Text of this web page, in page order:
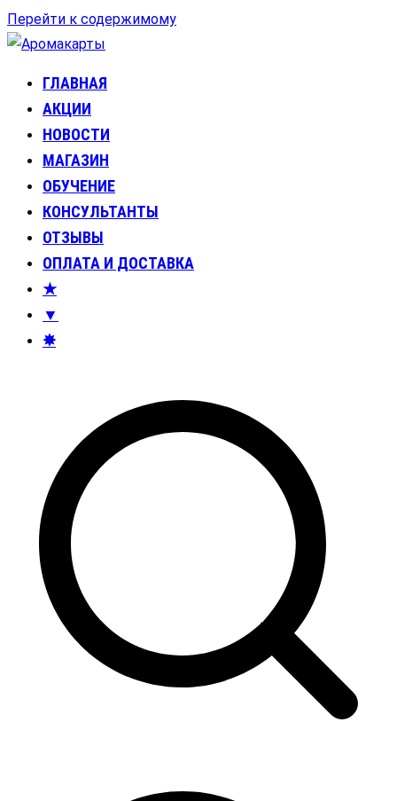
Перейти к содержимому
Аромакарты
Психологические эфирные карты • Аромапсихология
ГЛАВНАЯ
АКЦИИ
НОВОСТИ
МАГАЗИН
ОБУЧЕНИЕ
КОНСУЛЬТАНТЫ
ОТЗЫВЫ
ОПЛАТА И ДОСТАВКА
★
▼
✸